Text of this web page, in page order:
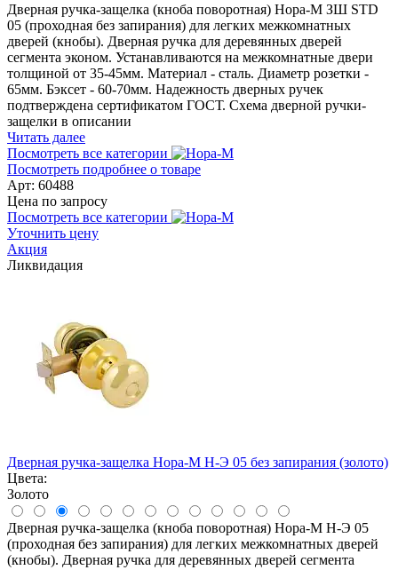
Дверная ручка-защелка (кноба поворотная) Нора-М ЗШ STD
05 (проходная без запирания) для легких межкомнатных
дверей (кнобы). Дверная ручка для деревянных дверей
сегмента эконом. Устанавливаются на межкомнатные двери
толщиной от 35-45мм. Материал - сталь. Диаметр розетки -
65мм. Бэксет - 60-70мм. Надежность дверных ручек
подтверждена сертификатом ГОСТ. Схема дверной ручки-
защелки в описании
Читать далее
Посмотреть все категории
Посмотреть подробнее о товаре
Арт: 60488
Цена по запросу
Посмотреть все категории
Уточнить цену
Акция
Ликвидация
Дверная ручка-защелка Нора-М Н-Э 05 без запирания (золото)
Цвета:
Золото
Дверная ручка-защелка (кноба поворотная) Нора-М Н-Э 05
(проходная без запирания) для легких межкомнатных дверей
(кнобы). Дверная ручка для деревянных дверей сегмента